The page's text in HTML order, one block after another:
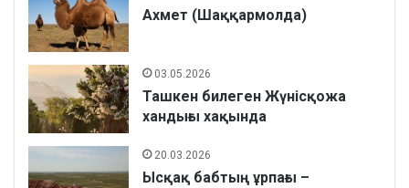
Ахмет (Шаққармолда)
03.05.2026
Ташкен билеген Жүнісқожа
хандығы хақында
20.03.2026
Ысқақ бабтың ұрпағы –